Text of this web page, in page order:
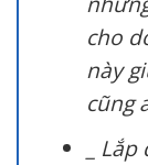
cho
này
cũng
_